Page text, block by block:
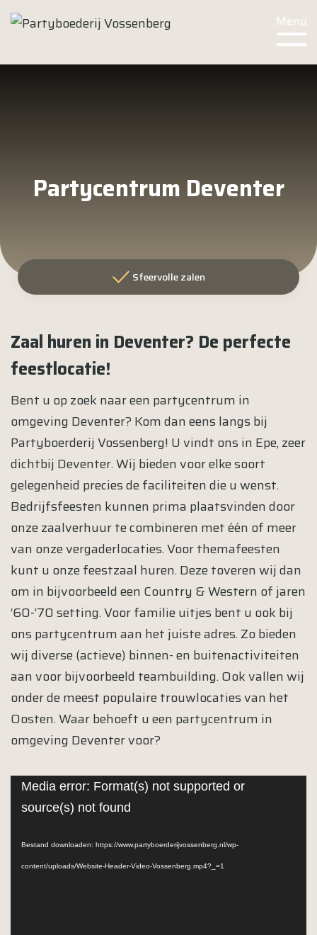
Partycentrum Deventer
Sfeervolle zalen
Zaal huren in Deventer? De perfecte
feestlocatie!
Bent u op zoek naar een partycentrum in
omgeving Deventer? Kom dan eens langs bij
Partyboerderij Vossenberg! U vindt ons in Epe, zeer
dichtbij Deventer. Wij bieden voor elke soort
gelegenheid precies de faciliteiten die u wenst.
Bedrijfsfeesten kunnen prima plaatsvinden door
onze zaalverhuur te combineren met één of meer
van onze vergaderlocaties. Voor themafeesten
kunt u onze feestzaal huren. Deze toveren wij dan
om in bijvoorbeeld een Country & Western of jaren
‘60-’70 setting. Voor familie uitjes bent u ook bij
ons partycentrum aan het juiste adres. Zo bieden
wij diverse (actieve) binnen- en buitenactiviteiten
aan voor bijvoorbeeld teambuilding. Ook vallen wij
onder de meest populaire trouwlocaties van het
Oosten. Waar behoeft u een partycentrum in
omgeving Deventer voor?
Videospeler
Media error: Format(s) not supported or
source(s) not found
Bestand downloaden: https://www.partyboerderijvossenberg.nl/wp-
content/uploads/Website-Header-Video-Vossenberg.mp4?_=1